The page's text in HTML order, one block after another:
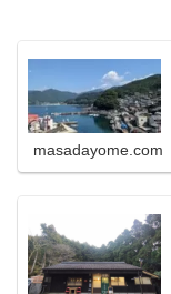
masadayome.com